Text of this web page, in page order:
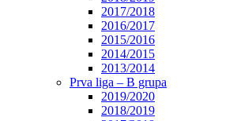
2017/2018
2016/2017
2015/2016
2014/2015
2013/2014
Prva liga – B grupa
2019/2020
2018/2019